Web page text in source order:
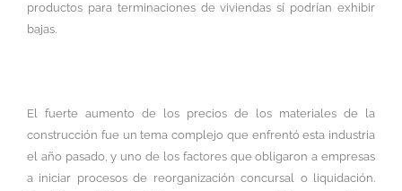
productos para terminaciones de viviendas sí podrían exhibir
bajas.
El fuerte aumento de los precios de los materiales de la
construcción fue un tema complejo que enfrentó esta industria
el año pasado, y uno de los factores que obligaron a empresas
a iniciar procesos de reorganización concursal o liquidación.